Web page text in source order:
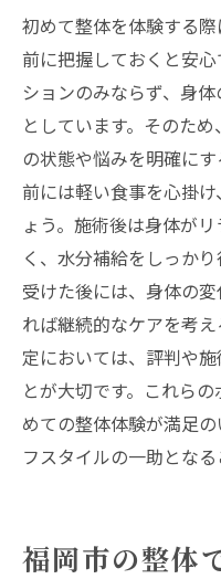
初めて整体を体験する
前に把握しておくと安
ションのみならず、身
としています。そのた
の状態や悩みを明確に
前には軽い食事を心掛
ょう。施術後は身体が
く、水分補給をしっか
受けた後には、身体の
れば継続的なケアを考
定においては、評判や
とが大切です。これら
めての整体体験が満足
フスタイルの一助となる
福岡市の整体